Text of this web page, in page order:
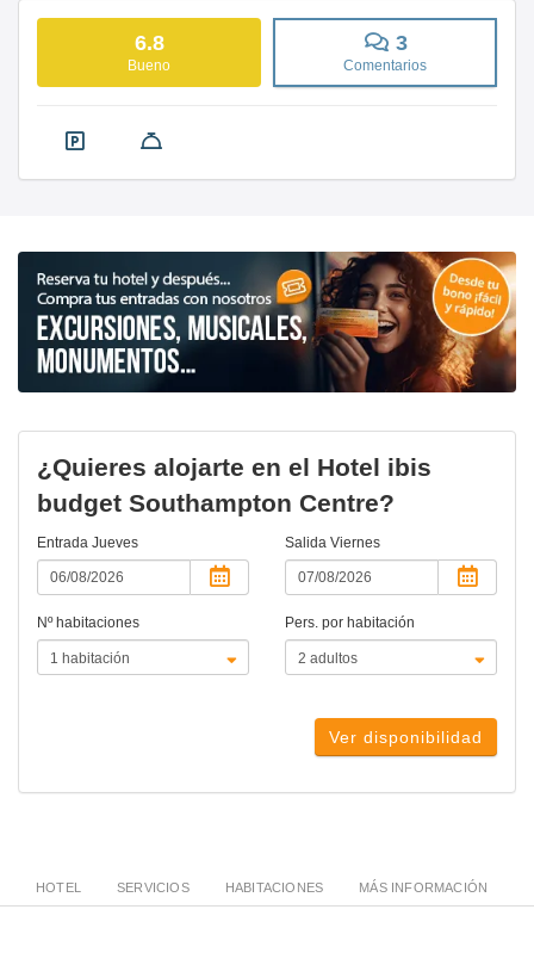
6.8
Bueno
3
Comentarios
¿Quieres alojarte en el Hotel ibis
budget Southampton Centre?
Entrada Jueves Salida Viernes
Nº habitaciones Pers. por habitación
Ver disponibilidad
HOTEL SERVICIOS HABITACIONES MÁS INFORMACIÓN